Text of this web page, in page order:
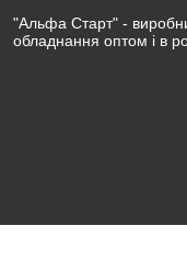
"Альфа Старт" -
обладнання оптом і в